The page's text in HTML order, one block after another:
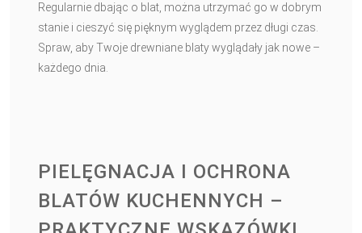
Regularnie dbając o blat, można utrzymać go w dobrym
stanie i cieszyć się pięknym wyglądem przez długi czas.
Spraw, aby Twoje drewniane blaty wyglądały jak nowe –
każdego dnia.
PIELĘGNACJA I OCHRONA
BLATÓW KUCHENNYCH –